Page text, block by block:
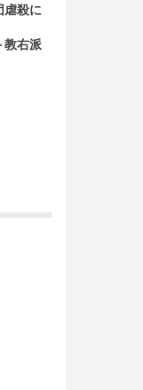
虐殺に
教右派